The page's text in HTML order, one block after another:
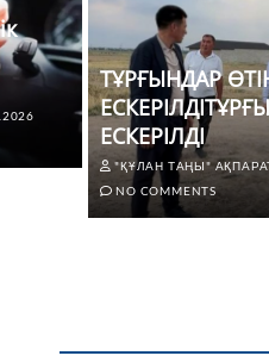
NO COMMENTS
ТҰРҒЫНДАР
ЕСКЕРІЛДІ
"ҚҰЛАН ТАҢЫ"
NO COMMENTS